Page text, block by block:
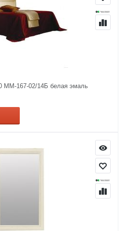
ММ-167-02/14Б белая эмаль